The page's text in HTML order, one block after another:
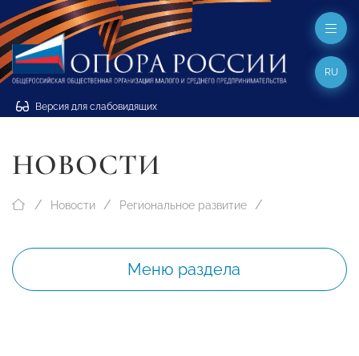
Версия для слабовидящих
RU
НОВОСТИ
Новости Региональное развитие
Меню раздела